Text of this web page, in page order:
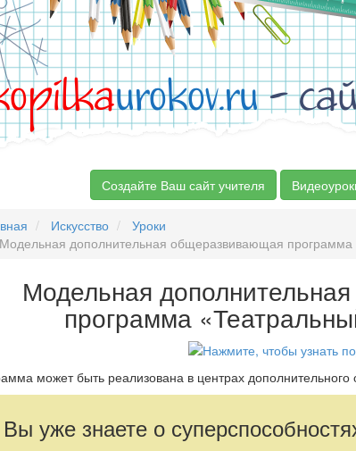
urokov.ru-
Создайте Ваш сайт учителя
Искусство
Уроки
Модельная дополнительная общеразвивающая программа
Модельная
программа
может быть реализована в центрах дополнительного
Вы уже знаете о